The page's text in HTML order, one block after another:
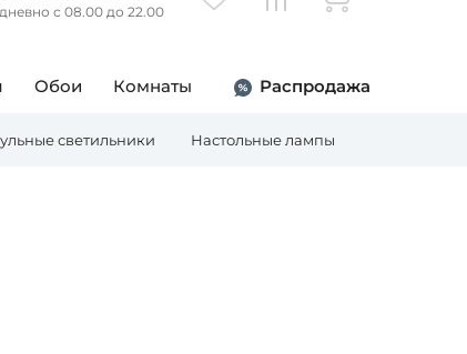
с 08.00 до 22.00
Обои Комнаты Распродажа
светильники Настольные лампы